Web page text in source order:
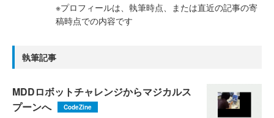
※プロフィールは、執筆時点、または直近の記事の寄
稿時点での内容です
執筆記事
MDDロボットチャレンジからマジカルス
プーンへ
CodeZine